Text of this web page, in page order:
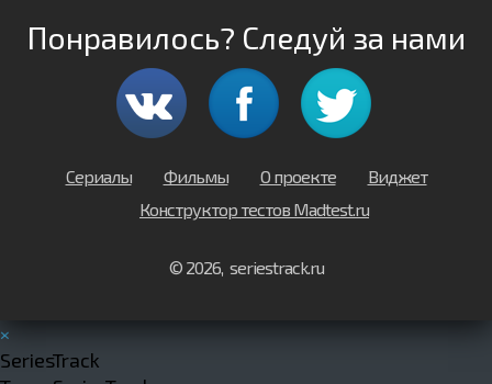
Понравилось? Следуй за нами
Сериалы Фильмы О проекте
Виджет
Конструктор тестов Madtest.ru
© 2026, seriestrack.ru
×
SeriesTrack